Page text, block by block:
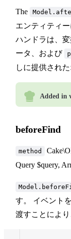
The
エンティティ
ハンドラは、
ータ、および
しに提供され
Added in
beforeFind
method
Query $query,
す。 イベント
渡すことによ